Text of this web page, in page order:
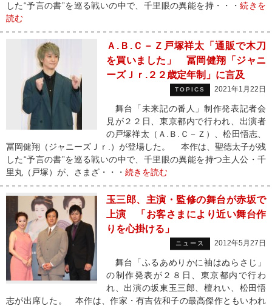
した“予言の書”を巡る戦いの中で、千里眼の異能を持・・・続きを
読む
Ａ.Ｂ.Ｃ－Ｚ戸塚祥太「通販で木刀
を買いました」 冨岡健翔「ジャニ
ーズＪｒ.２２歳定年制」に言及
TOPICS 2021年1月22日
舞台「未来記の番人」制作発表記者会
見が２２日、東京都内で行われ、出演者
の戸塚祥太（Ａ.Ｂ.Ｃ－Ｚ）、松田悟志、
冨岡健翔（ジャニーズＪｒ.）が登場した。 本作は、聖徳太子が残
した“予言の書”を巡る戦いの中で、千里眼の異能を持つ主人公・千
里丸（戸塚）が、さまざ・・・ 続きを読む
玉三郎、主演・監修の舞台が赤坂で
上演 「お客さまにより近い舞台作
りを心掛ける」
ニュース 2012年5月27日
舞台「ふるあめりかに袖はぬらさじ」
の制作発表が２８日、東京都内で行わ
れ、出演の坂東玉三郎、檀れい、松田悟
志が出席した。 本作は、作家・有吉佐和子の最高傑作ともいわれ